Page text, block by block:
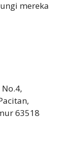
mereka
63518